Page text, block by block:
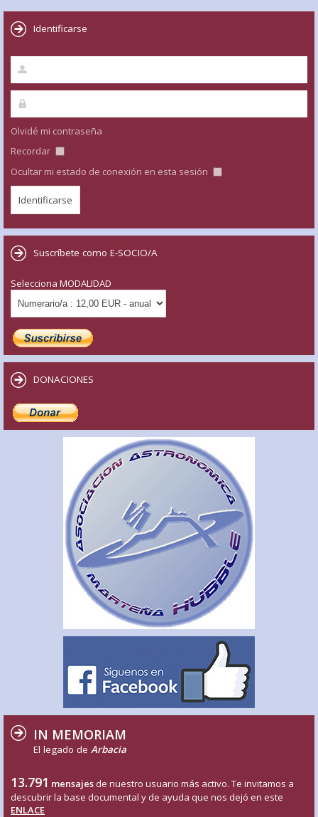
Identificarse
Olvidé mi contraseña
Recordar
Ocultar mi estado de conexión en esta sesión
Suscríbete como E-SOCIO/A
Selecciona MODALIDAD
DONACIONES
IN MEMORIAM
El legado de Arbacia
13.791 mensajes de nuestro usuario más activo. Te invitamos a
descubrir la base documental y de ayuda que nos dejó en este
ENLACE